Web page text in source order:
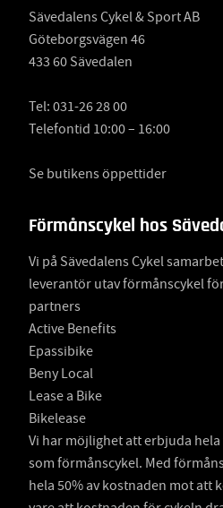
Sävedalens Cykel & Sport AB
Göteborgsvägen 46
433 60 Sävedalen
Tel: 031-26 28 00
Telefontid 10:00 – 16:00
Se butikens öppettider
Förmånscykel hos
Vi på Sävedalens Cykel
leverantör utav förmånscykel
partners
Active Benefits
Epassibike
Beny Local
Lease a Bike
Bikelease
Vi har möjlighet att erbjuda
som förmånscykel. Med
hela 50% av kostnaden mot att